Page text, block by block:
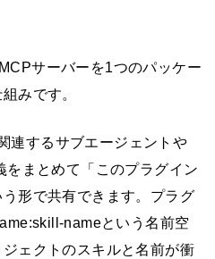
MCPサーバーを1つのパッケー
みです。
連するサブエージェントや
をまとめて「このプラグイン
形で共有できます。プラグ
nameという名前空
ェクトのスキルと名前が衝